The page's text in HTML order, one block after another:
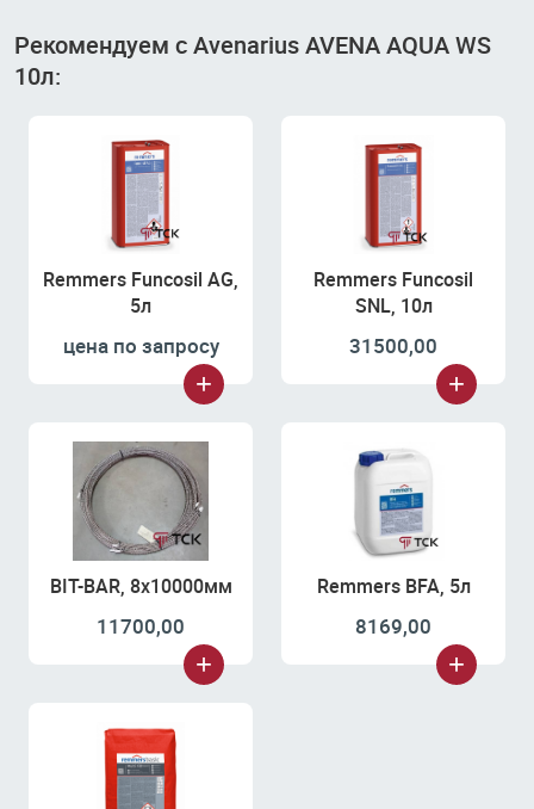
Рекомендуем с Avenarius AVENA AQUA WS
10л:
Remmers Funcosil AG,
5л
цена по запросу
Remmers Funcosil
SNL, 10л
31500,00
BIT-BAR, 8х10000мм
11700,00
Remmers BFA, 5л
8169,00